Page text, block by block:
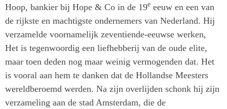
Hoop, bankier bij Hope & Co in de 19e eeuw en een van
de rijkste en machtigste ondernemers van Nederland. Hij
verzamelde voornamelijk zeventiende-eeuwse werken,
Het is tegenwoordig een liefhebberij van de oude elite,
maar toen deden nog maar weinig vermogenden dat. Het
is vooral aan hem te danken dat de Hollandse Meesters
wereldberoemd werden. Na zijn overlijden schonk hij zijn
verzameling aan de stad Amsterdam, die de